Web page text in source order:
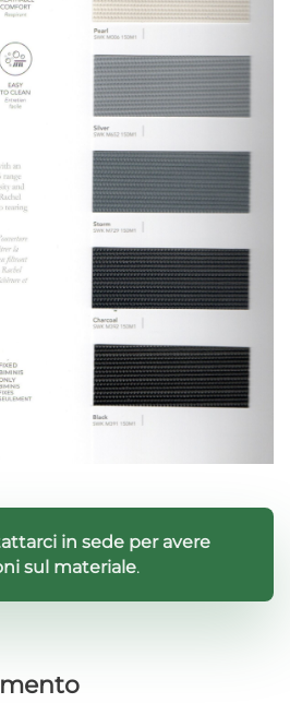
in sede per avere
sul materiale.